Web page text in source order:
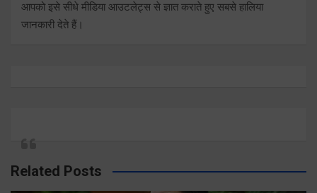
आपको इसे सीधे मीडिया आउटलेट्स से ज्ञात कराते हुए सबसे हालिया
जानकारी देते हैं।
Related Posts